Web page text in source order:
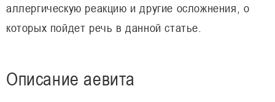
аллергическую реакцию и другие осложнения, о
которых пойдет речь в данной статье.
Описание аевита